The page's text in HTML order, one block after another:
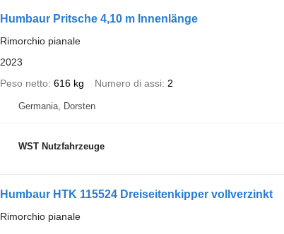
Humbaur Pritsche 4,10 m Innenlänge
Rimorchio pianale
2023
Peso netto 616 kg Numero di assi 2
Germania, Dorsten
WST Nutzfahrzeuge
Humbaur HTK 115524 Dreiseitenkipper vollverzinkt
Rimorchio pianale